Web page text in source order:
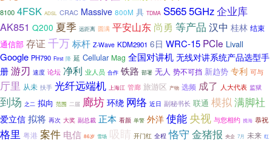
8100 4FSK ADSL CRAC Massive 800M 具 TDMA S5655GHz企业库
AK851 Q200 夏季 远距离 圆满 平安山东 尚勇 等产品 汉中 桂林 结束
通信部 存证 千万 标杆 Z-Wave KDM2901 6日 WRC-15 PCIe Livall
Google PH790 First 降 延 Cellular Mag 全国对讲机 无线对讲系统产品选型手
册 游刃 速度 论坛 净利 业人员 合作 铁路 部署 无人 势不可挡 新趋势 专利 可与
厅里 从未 扶手 光纤远端机 上海江 管廊 旅游区 产物 选频 成了 人大代表 监狱
到场 之二 拟向 范围 二届 廊坊 环绕 网络 近日 副秘书长 联通 模拟满脚社
爱立信 拟将 再次 大奖 副总裁 正本 看颜 单警 外洋 使能央视 与您相约 携海 恭祝
格里 粤港 案件 电信 86岁 雪场 吸睛 开门红 全程 恪守 金猪报 央企 7月 未来 红